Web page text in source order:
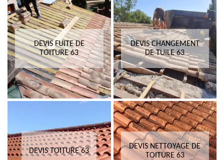
DEVIS FUITE DE
TOITURE 63
DEVIS CHANGEMENT
DE TUILE 63
DEVIS TOITURE 63
DEVIS NETTOYAGE DE
TOITURE 63